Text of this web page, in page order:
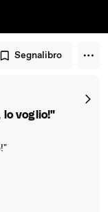
Segnalibro
lo voglio!"